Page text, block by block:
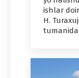
ishlar
H.